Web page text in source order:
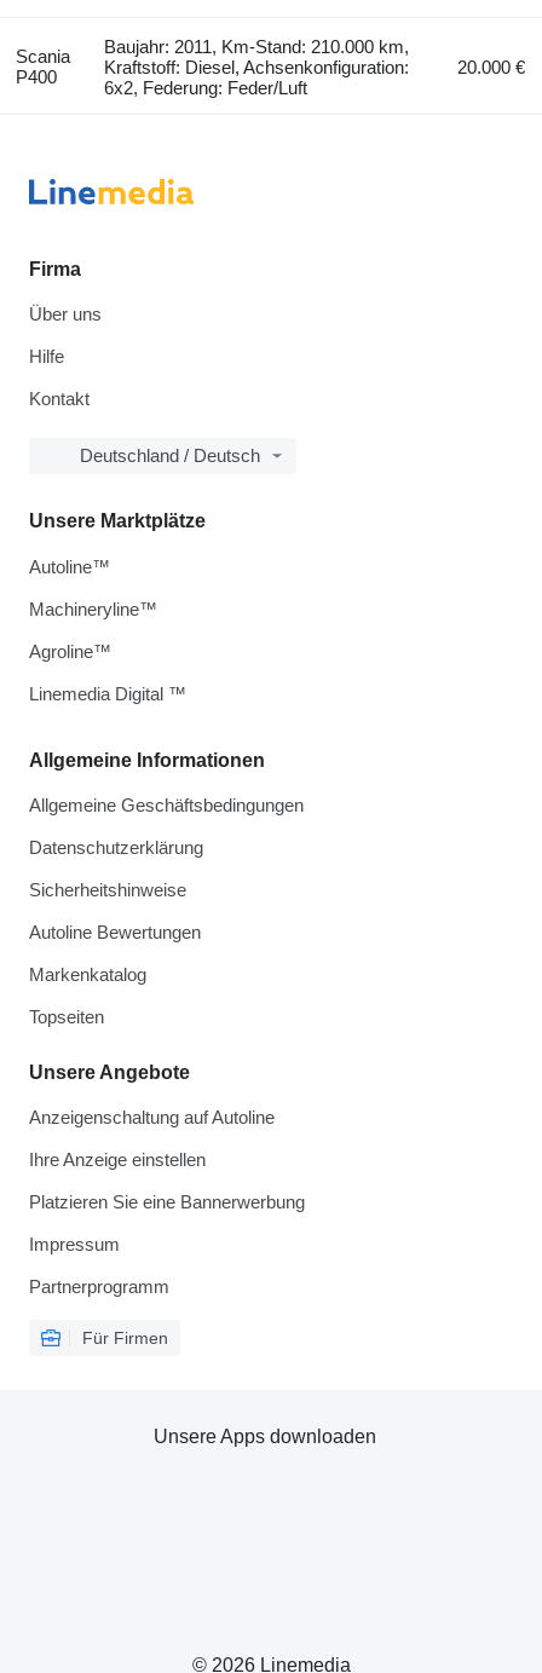
Scania
P400
Baujahr: 2011, Km-Stand: 210.000 km,
Kraftstoff: Diesel, Achsenkonfiguration:
6x2, Federung: Feder/Luft
20.000 €
Firma
Über uns
Hilfe
Kontakt
Deutschland / Deutsch
Allgemeine Informationen
Allgemeine Geschäftsbedingungen
Datenschutzerklärung
Sicherheitshinweise
Autoline Bewertungen
Markenkatalog
Topseiten
Unsere Angebote
Anzeigenschaltung auf Autoline
Ihre Anzeige einstellen
Platzieren Sie eine Bannerwerbung
Impressum
Partnerprogramm
Für Firmen
Unsere Marktplätze
Autoline™
Machineryline™
Agroline™
Linemedia Digital ™
© 2026 Linemedia
Unsere Apps downloaden